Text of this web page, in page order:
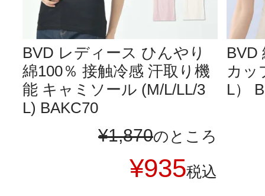
BVD レディース ひんやり
綿100％ 接触冷感 汗取り機
能 キャミソール (M/L/LL/3
L) BAKC70
¥1,870のところ
¥935税込
BVD
カッ
L）